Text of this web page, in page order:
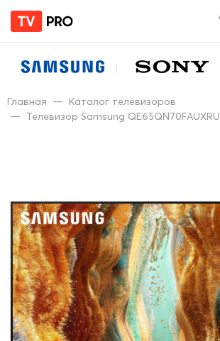
Главная — Каталог телевизоров
— Телевизор Samsung QE65QN70FAUXRU